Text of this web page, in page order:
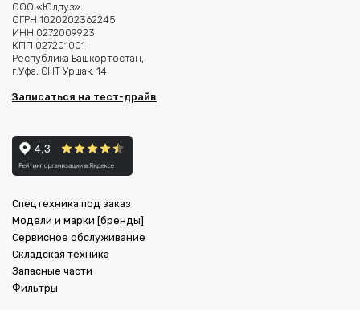
ООО «Юлдуз»
ОГРН 1020202362245
ИНН 0272009923
КПП 027201001
Республика Башкортостан,
г.Уфа, СНТ Уршак, 14
Записаться на тест-драйв
Спецтехника под заказ
Модели и марки [бренды]
Сервисное обслуживание
Складская техника
Запасные части
Фильтры